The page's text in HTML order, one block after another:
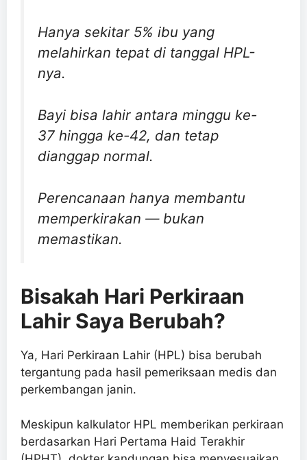
Hanya sekitar 5% ibu yang
melahirkan tepat di tanggal HPL-
nya.
Bayi bisa lahir antara minggu ke-
37 hingga ke-42, dan tetap
dianggap normal.
Perencanaan hanya membantu
memperkirakan — bukan
memastikan.
Bisakah Hari Perkiraan
Lahir Saya Berubah?
Ya, Hari Perkiraan Lahir (HPL) bisa berubah
tergantung pada hasil pemeriksaan medis dan
perkembangan janin.
Meskipun kalkulator HPL memberikan perkiraan
berdasarkan Hari Pertama Haid Terakhir